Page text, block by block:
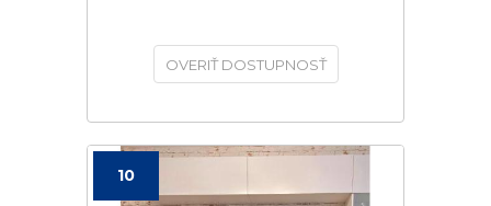
OVERIŤ DOSTUPNOSŤ
10